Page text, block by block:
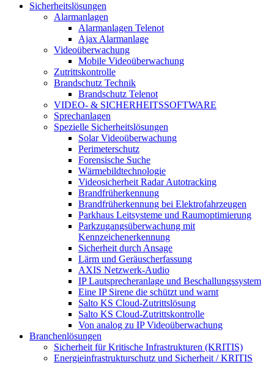
Sicherheitslösungen
Alarmanlagen
Alarmanlagen Telenot
Ajax Alarmanlage
Videoüberwachung
Mobile Videoüberwachung
Zutrittskontrolle
Brandschutz Technik
Brandschutz Telenot
VIDEO- & SICHERHEITSSOFTWARE
Sprechanlagen
Spezielle Sicherheitslösungen
Solar Videoüberwachung
Perimeterschutz
Forensische Suche
Wärmebildtechnologie
Videosicherheit Radar Autotracking​
Brandfrüherkennung
Brandfrüherkennung bei Elektrofahrzeugen
Parkhaus Leitsysteme und Raumoptimierung
Parkzugangsüberwachung mit
Kennzeichenerkennung
Sicherheit durch Ansage
Lärm und Geräuscherfassung
AXIS Netzwerk-Audio
IP Lautsprecheranlage und Beschallungssystem
Eine IP Sirene die schützt und warnt
Salto KS Cloud-Zutrittslösung
Salto KS Cloud-Zutrittskontrolle
Von analog zu IP Videoüberwachung
Branchenlösungen
Sicherheit für Kritische Infrastrukturen (KRITIS)
Energieinfrastrukturschutz und Sicherheit / KRITIS